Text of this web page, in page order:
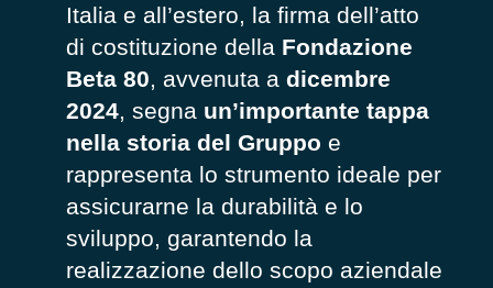
Italia e all’estero, la firma dell’atto
di costituzione della Fondazione
Beta 80, avvenuta a dicembre
2024, segna un’importante tappa
nella storia del Gruppo e
rappresenta lo strumento ideale per
assicurarne la durabilità e lo
sviluppo, garantendo la
realizzazione dello scopo aziendale